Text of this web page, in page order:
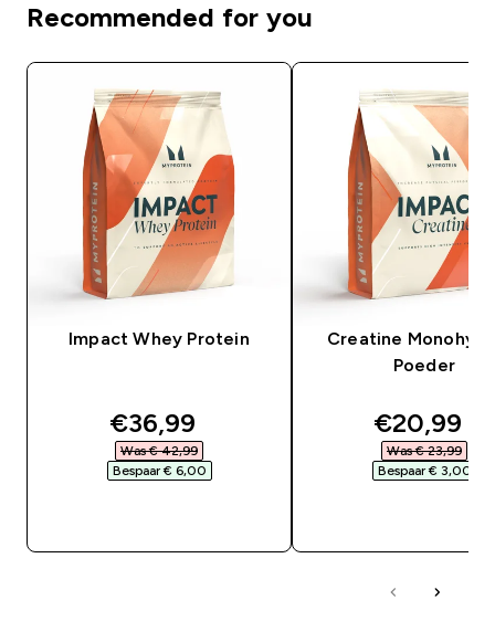
Recommended for you
Impact Whey Protein
discounted price
€36,99‎
Was € 42,99‎
Bespaar € 6,00‎
Creatine
Poeder
€20,99‎
Was € 23,99‎
Bespaar € 3,00‎